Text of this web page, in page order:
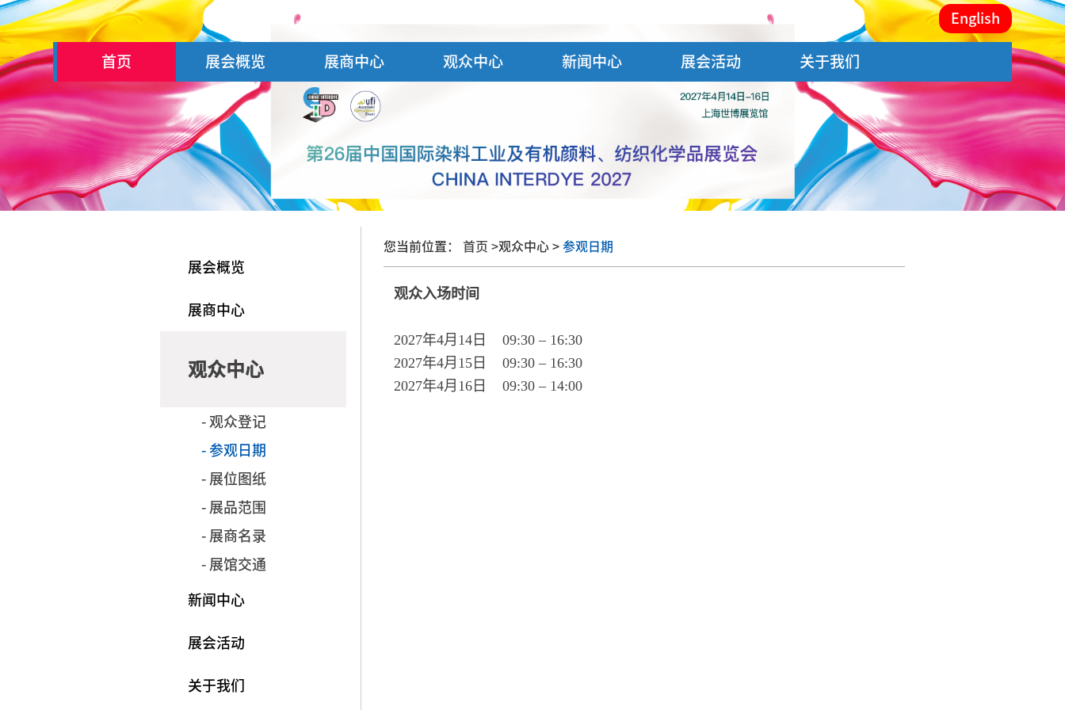
English
首页 展会概览 展商中心 观众中心 新闻中心 展会活动 关于我们
展会概览
展商中心
观众中心
- 观众登记
- 参观日期
- 展位图纸
- 展品范围
- 展商名录
- 展馆交通
新闻中心
展会活动
关于我们
您当前位置： 首页 >观众中心 >参观日期
观众入场时间
2027年4月14日 09:30 – 16:30
2027年4月15日 09:30 – 16:30
2027年4月16日 09:30 – 14:00